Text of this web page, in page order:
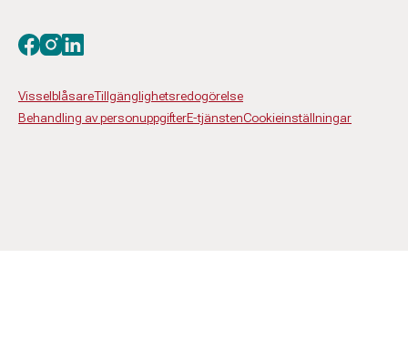
VisselblåsareTillgänglighetsredogörelse
Behandling av personuppgifterE-tjänstenCookieinställningar
Besök oss på facebook
Besök oss på instagram
Besök oss på linkedin